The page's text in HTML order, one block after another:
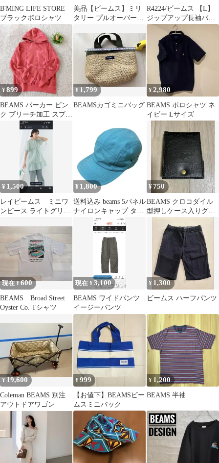
B'MING LIFE STORE
ブラックポロシャツ
美品【ビームス】ミリ
タリー プルオーバーシ
R4224/ビームス 【L】
ジップアップ長袖パー
カー コットン混 ネイビ
¥899
BEAMS パーカー ピン
ク ブリーチ加工 スプラ
ッシュ柄 長袖 M フー
¥1,799
BEAMSカゴミニバッグ
¥2,980
BEAMS ポロシャツ ネ
イビー Lサイズ
¥ 1,500
レイビームス ミニワ
ンピース ライトグリー
¥ 1,800
送料込み beams 5パネル
ナイロンキャップ ター
¥750
BEAMS クロコダイル
型押しケース入りグル
現在 ¥600
BEAMS Broad Street
Oyster Co. Tシャツ
現在 ¥3,100
BEAMS ワイドパンツ
イージーパンツ
¥ 1,300
ビームス ハーフパンツ
¥19,600
Coleman BEAMS 別注
アウトドアワゴン
¥999
【お値下】BEAMSビー
ムスミニバック
¥ 1,200
BEAMS 半袖